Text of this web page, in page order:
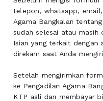
telepon, whatsapp,
Agama Bangkalan
sudah selesai atau masih
Isian yang terkait dengan
direkam saat Anda
Setelah mengirimkan
ke Pengadilan Agama
KTP asli dan membayar